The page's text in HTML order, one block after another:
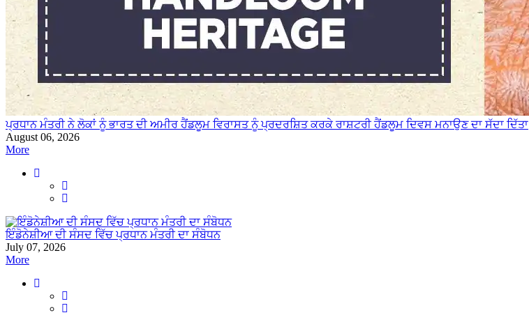
ਪ੍ਰਧਾਨ ਮੰਤਰੀ ਨੇ ਲੋਕਾਂ ਨੂੰ ਭਾਰਤ ਦੀ ਅਮੀਰ ਹੈਂਡਲੂਮ ਵਿਰਾਸਤ ਨੂੰ ਪ੍ਰਦਰਸ਼ਿਤ ਕਰਕੇ ਰਾਸ਼ਟਰੀ ਹੈਂਡਲੂਮ ਦਿਵਸ ਮਨਾਉਣ ਦਾ ਸੱਦਾ ਦਿੱਤਾ
August 06, 2026
More
ਇੰਡੋਨੇਸ਼ੀਆ ਦੀ ਸੰਸਦ ਵਿੱਚ ਪ੍ਰਧਾਨ ਮੰਤਰੀ ਦਾ ਸੰਬੋਧਨ
July 07, 2026
More